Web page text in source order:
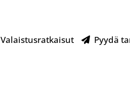
Valaistusratkaisut Pyydä